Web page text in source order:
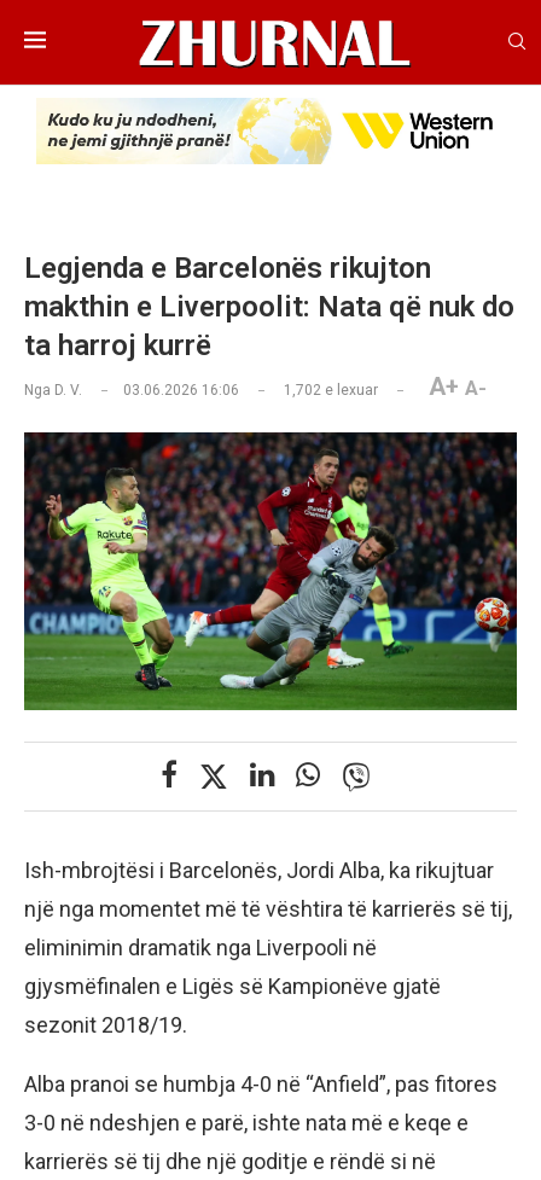
Legjenda e Barcelonës rikujton
makthin e Liverpoolit: Nata që nuk do
ta harroj kurrë
Nga D. V. 03.06.2026 16:06 1,702 e lexuar A+ A-
Ish-mbrojtësi i Barcelonës, Jordi Alba, ka rikujtuar
një nga momentet më të vështira të karrierës së tij,
eliminimin dramatik nga Liverpooli në
gjysmëfinalen e Ligës së Kampionëve gjatë
sezonit 2018/19.
Alba pranoi se humbja 4-0 në “Anfield”, pas fitores
3-0 në ndeshjen e parë, ishte nata më e keqe e
karrierës së tij dhe një goditje e rëndë si në